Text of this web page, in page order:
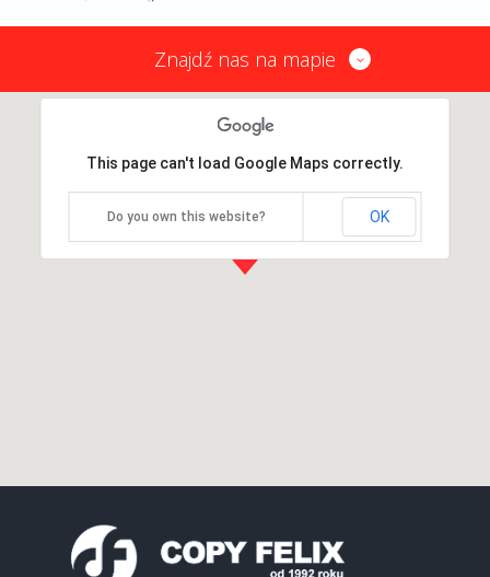
Znajdź nas na mapie
This page can't load Google Maps correctly.
Do you own this website? OK